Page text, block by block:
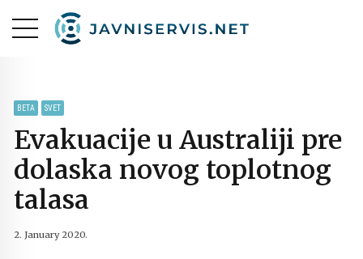
BETA SVET
Evakuacije u Australiji pre
dolaska novog toplotnog
talasa
2. January 2020.